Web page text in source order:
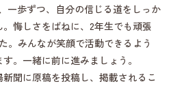
一歩ずつ、自分の信じる道をしっか
悔しさをばねに、2年生でも頑張
。みんなが笑顔で活動できるよう
。一緒に前に進みましょう。
聞に原稿を投稿し、掲載されるこ